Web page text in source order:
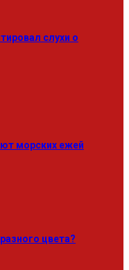
слухи о
морских ежей
цвета?